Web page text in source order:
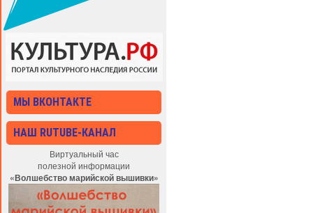
МЫ ВКОНТАКТЕ
НАШ RUTUBE-КАНАЛ
Виртуальный час
полезной информации
«Волшебство марийской вышивки»